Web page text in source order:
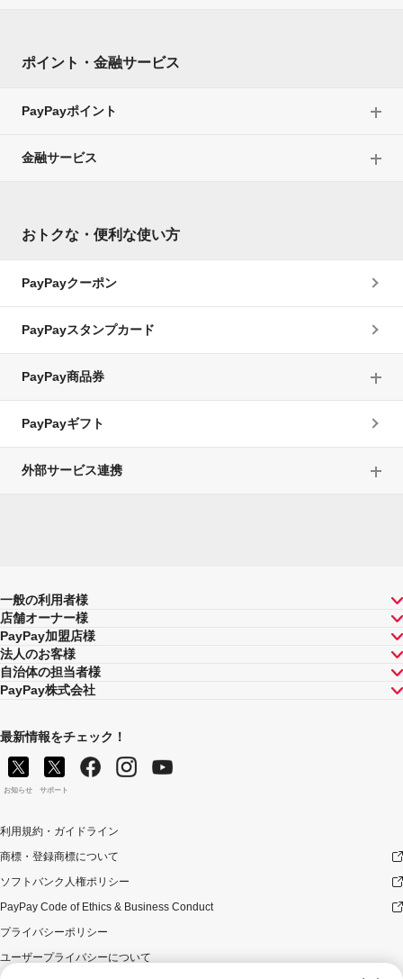
ポイント・金融サービス
PayPayポイント
金融サービス
おトクな・便利な使い方
PayPayクーポン
PayPayスタンプカード
PayPay商品券
PayPayギフト
外部サービス連携
一般の利用者様
店舗オーナー様
PayPay加盟店様
法人のお客様
自治体の担当者様
PayPay株式会社
最新情報をチェック！
お知らせ サポート
利用規約・ガイドライン
商標・登録商標について
ソフトバンク人権ポリシー
PayPay Code of Ethics & Business Conduct
プライバシーポリシー
ユーザープライバシーについて